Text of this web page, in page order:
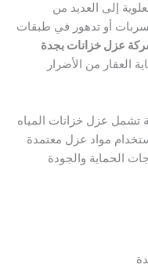
إلى العديد من
أو تدهور في طبقات
عزل خزانات بجدة
العقار من الأضرار
تشمل عزل خزانات المياه
مواد عزل معتمدة
الحماية والجودة